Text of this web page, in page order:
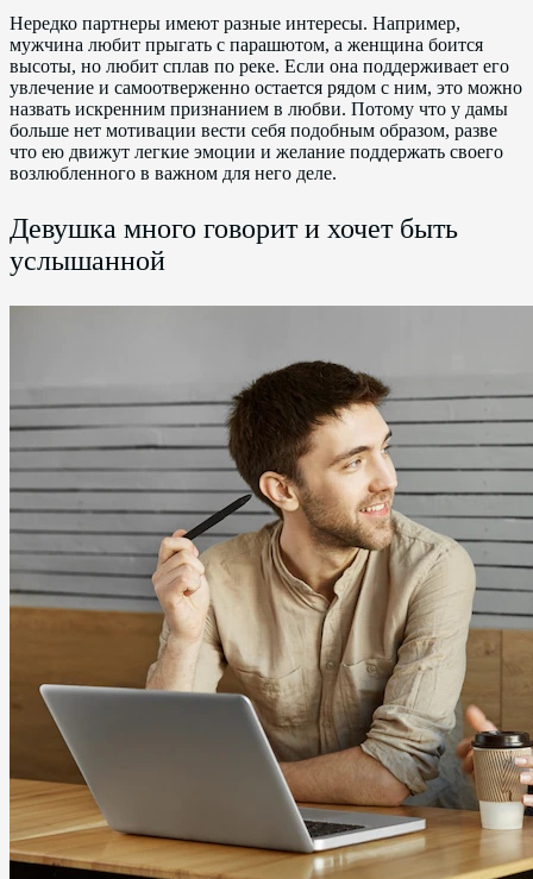
Нередко партнеры имеют разные интересы. Например,
мужчина любит прыгать с парашютом, а женщина боится
высоты, но любит сплав по реке. Если она поддерживает его
увлечение и самоотверженно остается рядом с ним, это можно
назвать искренним признанием в любви. Потому что у дамы
больше нет мотивации вести себя подобным образом, разве
что ею движут легкие эмоции и желание поддержать своего
возлюбленного в важном для него деле.
Девушка много говорит и хочет быть
услышанной